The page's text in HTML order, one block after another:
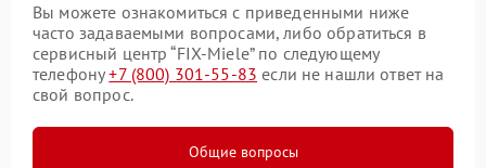
Вы можете ознакомиться с приведенными ниже
часто задаваемыми вопросами, либо обратиться в
сервисный центр “FIX-Miele” по следующему
телефону+7 (800) 301-55-83 если не нашли ответ на
свой вопрос.
Общие вопросы